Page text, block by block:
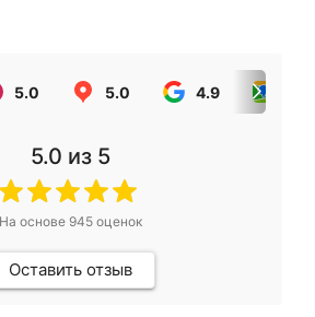
5.0 5.0 4.9
5.0 из 5
На основе 945оценок
Оставить отзыв